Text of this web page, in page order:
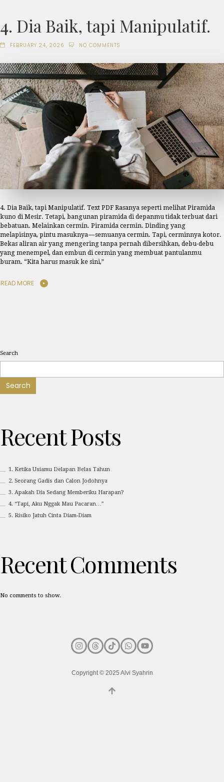
4. Dia Baik, tapi Manipulatif.
FEBRUARY 24, 2026 NO COMMENTS
4. Dia Baik, tapi Manipulatif. Text PDF Rasanya seperti melihat Piramida
kuno di Mesir. Tetapi, bangunan piramida di depanmu tidak terbuat dari
bebatuan. Melainkan cermin. Piramida cermin. Dinding yang
melapisinya, pintu masuknya — semuanya cermin. Tapi, cerminnya kotor.
Bekas aliran air yang mengering tanpa pernah dibersihkan, debu-debu
yang menempel, dan embun di cermin yang membuat pantulanmu
buram. “Kita harus masuk ke sini,”
READ MORE
Search
Search
Recent Posts
1. Ketika Usiamu Delapan Belas Tahun
2. Seorang Gadis dan Calon Jodohnya
3. Apakah Dia Sedang Memberiku Harapan?
4. “Tapi, Aku Nggak Mau Pacaran…”
5. Risiko Jatuh Cinta Diam-Diam
Recent Comments
No comments to show.
Copyright © 2025 Alvi Syahrin